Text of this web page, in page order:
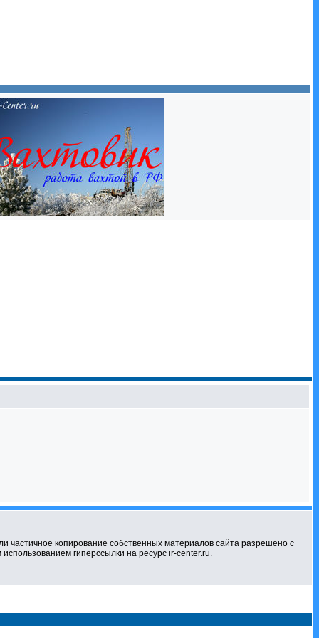
копирование собственных материалов сайта разрешено с
гиперссылки на ресурс ir-center.ru.